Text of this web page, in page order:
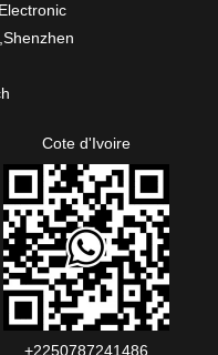
Cote d'Ivoire
+2250787241486‬‬